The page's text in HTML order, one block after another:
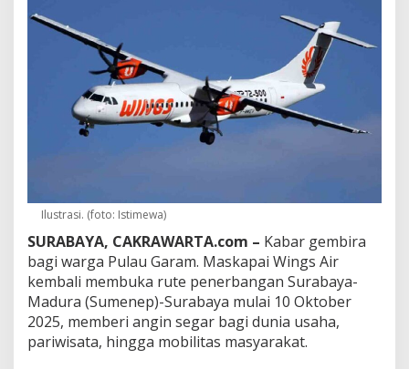
o
n
o
m
i
n
N
g
e
b
u
t
W
Ilustrasi. (foto: Istimewa)
SURABAYA, CAKRAWARTA.com – Kabar gembira
bagi warga Pulau Garam. Maskapai Wings Air
kembali membuka rute penerbangan Surabaya-
Madura (Sumenep)-Surabaya mulai 10 Oktober
2025, memberi angin segar bagi dunia usaha,
pariwisata, hingga mobilitas masyarakat.